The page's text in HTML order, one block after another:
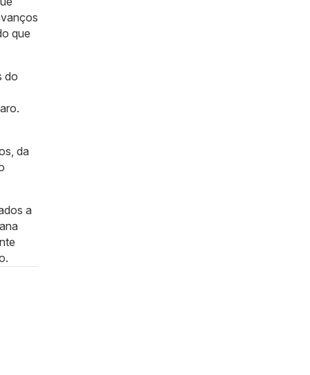
que
do
da
a